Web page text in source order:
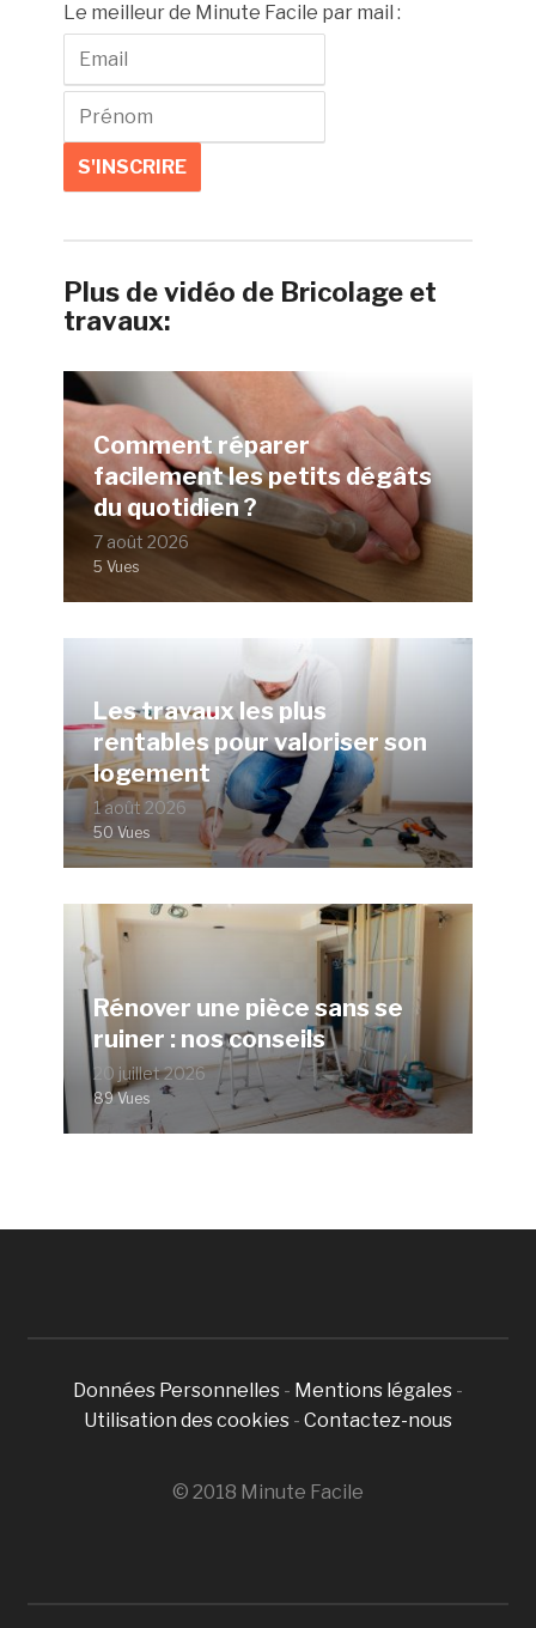
Le meilleur de Minute Facile par mail :
Plus de vidéo de Bricolage et
travaux:
Comment réparer
facilement les petits dégâts
du quotidien ?
7 août 2026
5 Vues
Les travaux les plus
rentables pour valoriser son
logement
1 août 2026
50 Vues
Rénover une pièce sans se
ruiner : nos conseils
20 juillet 2026
89 Vues
Données Personnelles - Mentions légales -
Utilisation des cookies - Contactez-nous
© 2018 Minute Facile